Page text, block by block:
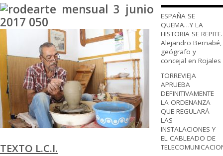
TEXTO L.C.I.
ESPAÑA SE
QUEMA…Y LA
HISTORIA SE REPITE.
Alejandro Bernabé,
geógrafo y
concejal en Rojales
TORREVIEJA
APRUEBA
DEFINITIVAMENTE
LA ORDENANZA
QUE REGULARÁ
LAS
INSTALACIONES Y
EL CABLEADO DE